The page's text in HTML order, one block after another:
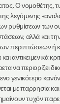
Ο νομοθέτης,
λεγόμενης
ρυθμίσεων των
αλλά και
περιπτώσεων ή
αντικειμενικά
να περιορίζει
γενικότερο
με παρρησία
τυχόν